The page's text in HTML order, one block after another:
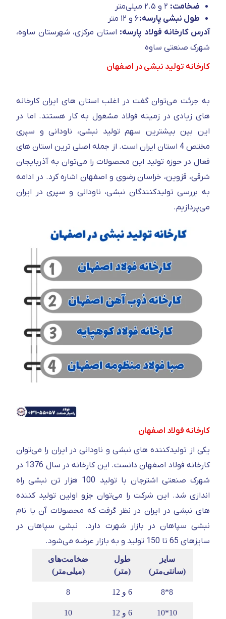
ضخامت:
طول نبشی پارسه:
آدرس کارخانه فولاد پارسه: استان مرکزی، شهرستان ساوه،
شهرک صنعتی ساوه
کارخانه تولید نبشی در اصفهان
به جرئت می‌توان گفت در اغلب استان های ایران کارخانه
های زیادی در زمینه فولاد مشغول به کار هستند. اما در
این بین بیشترین سهم تولید نبشی، ناودانی و سپری
مختص 4 استان ایران است. از جمله اصلی ترین استان های
فعال در حوزه تولید این محصولات را می‌توان به آذربایجان
شرقی، قزوین، خراسان رضوی و اصفهان اشاره کرد. در ادامه
به بررسی تولیدکنندگان نبشی، ناودانی و سپری در ایران
می‌پردازیم.
کارخانه فولاد اصفهان
یکی از تولیدکننده های نبشی و ناودانی در ایران را می‌توان
کارخانه فولاد اصفهان دانست. این کارخانه در سال 1376 در
شهرک صنعتی اشترجان با تولید 100 هزار تن نبشی راه
اندازی شد. این شرکت را می‌توان جزو اولین تولید کننده
های نبشی در ایران در نظر گرفت که محصولات آن با نام
نبشی سپاهان در بازار شهرت دارد. نبشی سپاهان در
سایزهای 65 تا 150 تولید و به بازار عرضه می‌شود.
سایز
(سانتی‌متر)
طول
(متر)
ضخامت‌های
(میلی‌متر)
8*8 6 و 12 8
10*10 6 و 12 10